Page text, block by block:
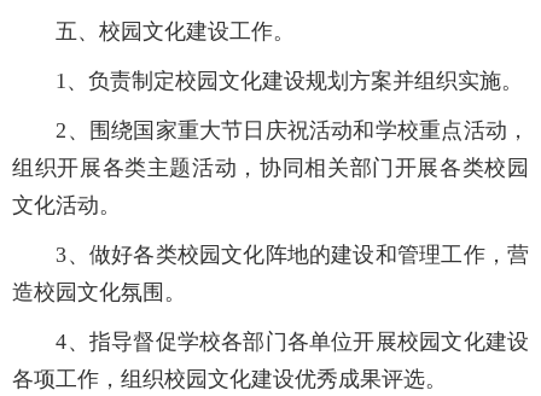
五、校园文化建设工作。
1 、负责制定校园文化建设规划方案并组织实施。
2 、围绕国家重大节日庆祝活动和学校重点活动，
组织开展各类主题活动，协同相关部门开展各类校园
文化活动。
3、做好各类校园文化阵地的建设和管理工作，营
造校园文化氛围。
4、指导督促学校各部门各单位开展校园文化建设
各项工作，组织校园文化建设优秀成果评选。